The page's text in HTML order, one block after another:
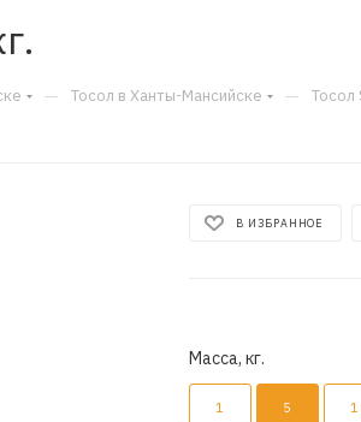
— Тосол в Ханты-Мансийске — Тосол
В ИЗБРАННОЕ
Масса, кг.
1 5